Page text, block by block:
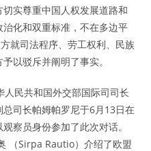
实尊重中国人权发展道路和
化和双重标准，不在多边平
就司法程序、劳工权利、民族
以驳斥并阐明了事实。
民共和国外交部国际司司长
司长帕姆帕罗尼于6月13日在
察员身份参加了此次对话。
（Sirpa Rautio）介绍了欧盟